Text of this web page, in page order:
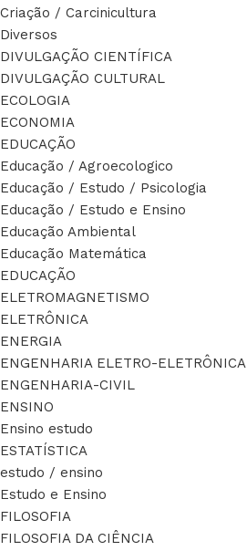
Criação / Carcinicultura
Diversos
DIVULGAÇÃO CIENTÍFICA
DIVULGAÇÃO CULTURAL
ECOLOGIA
ECONOMIA
EDUCAÇÃO
Educação / Agroecologico
Educação / Estudo / Psicologia
Educação / Estudo e Ensino
Educação Ambiental
Educação Matemática
EDUCAÇÃO
ELETROMAGNETISMO
ELETRÔNICA
ENERGIA
ENGENHARIA ELETRO-ELETRÔNICA
ENGENHARIA-CIVIL
ENSINO
Ensino estudo
ESTATÍSTICA
estudo / ensino
Estudo e Ensino
FILOSOFIA
FILOSOFIA DA CIÊNCIA